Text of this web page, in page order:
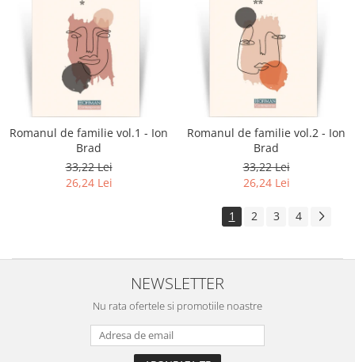
Romanul de familie vol.1 - Ion
Brad
33,22 Lei
26,24 Lei
Romanul de familie vol.2 - Ion
Brad
33,22 Lei
26,24 Lei
1 2 3 4
NEWSLETTER
Nu rata ofertele si promotiile noastre